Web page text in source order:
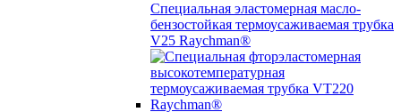
Специальная эластомерная масло-
бензостойкая термоусаживаемая трубка
V25 Raychman®